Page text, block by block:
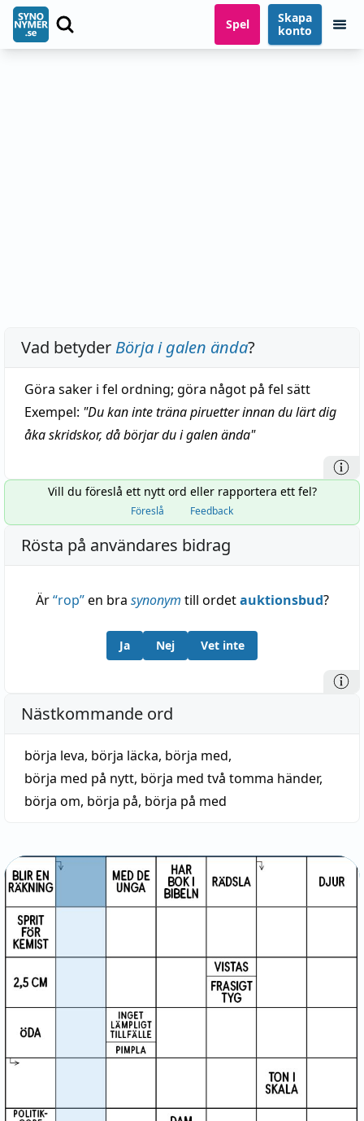
Spel
Skapa
konto
Vad betyder Börja i galen ända?
Göra saker i fel ordning; göra något på fel sätt
Exempel: "Du kan inte träna piruetter innan du lärt dig
åka skridskor, då börjar du i galen ända"
Vill du föreslå ett nytt ord eller rapportera ett fel?
Föreslå Feedback
Rösta på användares bidrag
Är“rop”en bra synonym till ordetauktionsbud?
Ja Nej Vet inte
Nästkommande ord
börja leva, börja läcka, börja med,
börja med på nytt, börja med två tomma händer,
börja om, börja på, börja på med